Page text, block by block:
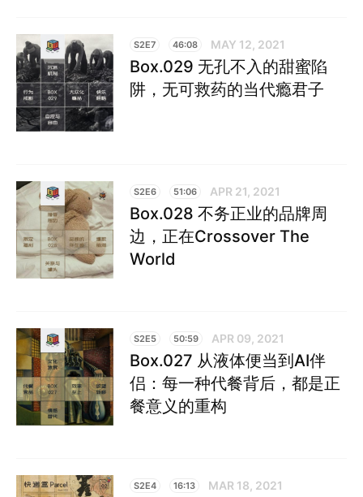
S2E7 46:08 MAY 12, 2021
Box.029 无孔不入的甜蜜陷
阱，无可救药的当代瘾君子
S2E6 51:06 APR 21, 2021
Box.028 不务正业的品牌周
边，正在Crossover The
World
S2E5 50:59 APR 09, 2021
Box.027 从液体便当到AI伴
侣：每一种代餐背后，都是正
餐意义的重构
S2E4 16:13 MAR 18, 2021